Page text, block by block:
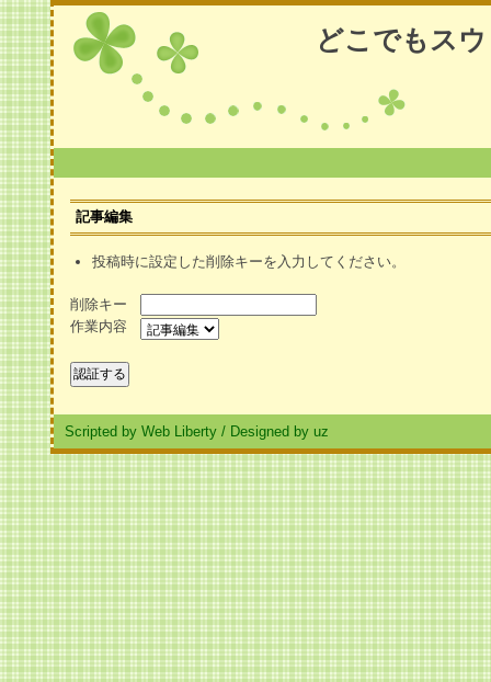
どこでもス
記事編集
投稿時に設定した削除キーを入力してください。
削除キー
作業内容
Scripted by Web Liberty / Designed by uz